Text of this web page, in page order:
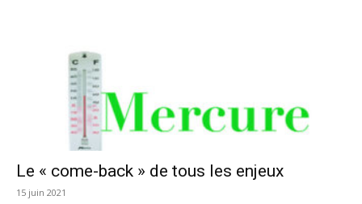
Le « come-back » de tous les enjeux
15 juin 2021